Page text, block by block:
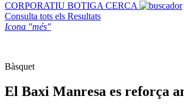
CORPORATIU BOTIGA CERCA
Consulta tots els Resultats
Icona "més"
Bàsquet
El Baxi Manresa es reforça